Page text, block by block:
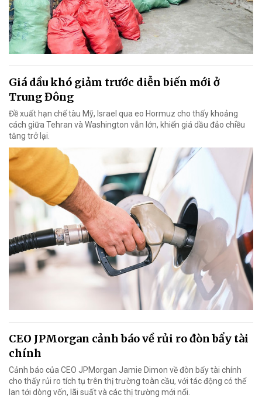
Giá dầu khó giảm trước diễn biến mới ở
Trung Đông
Đề xuất hạn chế tàu Mỹ, Israel qua eo Hormuz cho thấy khoảng
cách giữa Tehran và Washington vẫn lớn, khiến giá dầu đảo chiều
tăng trở lại.
CEO JPMorgan cảnh báo về rủi ro đòn bẩy tài
chính
Cảnh báo của CEO JPMorgan Jamie Dimon về đòn bẩy tài chính
cho thấy rủi ro tích tụ trên thị trường toàn cầu, với tác động có thể
lan tới dòng vốn, lãi suất và các thị trường mới nổi.